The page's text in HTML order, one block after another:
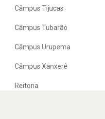
Câmpus Tijucas
Câmpus Tubarão
Câmpus Urupema
Câmpus Xanxerê
Reitoria